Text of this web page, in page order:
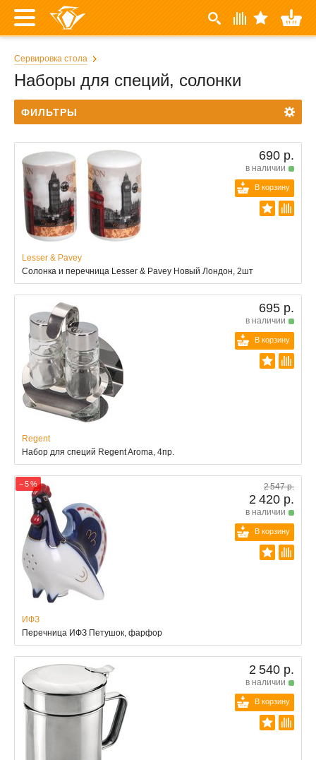
Сервировка стола
Наборы для специй, солонки
ФИЛЬТРЫ
690 р.
в наличии
В корзину
Lesser & Pavey
Солонка и перечница Lesser & Pavey Новый Лондон, 2шт
695 р.
в наличии
В корзину
Regent
Набор для специй Regent Aroma, 4пр.
− 5 % 2 547 р.
2 420 р.
в наличии
В корзину
ИФЗ
Перечница ИФЗ Петушок, фарфор
2 540 р.
в наличии
В корзину